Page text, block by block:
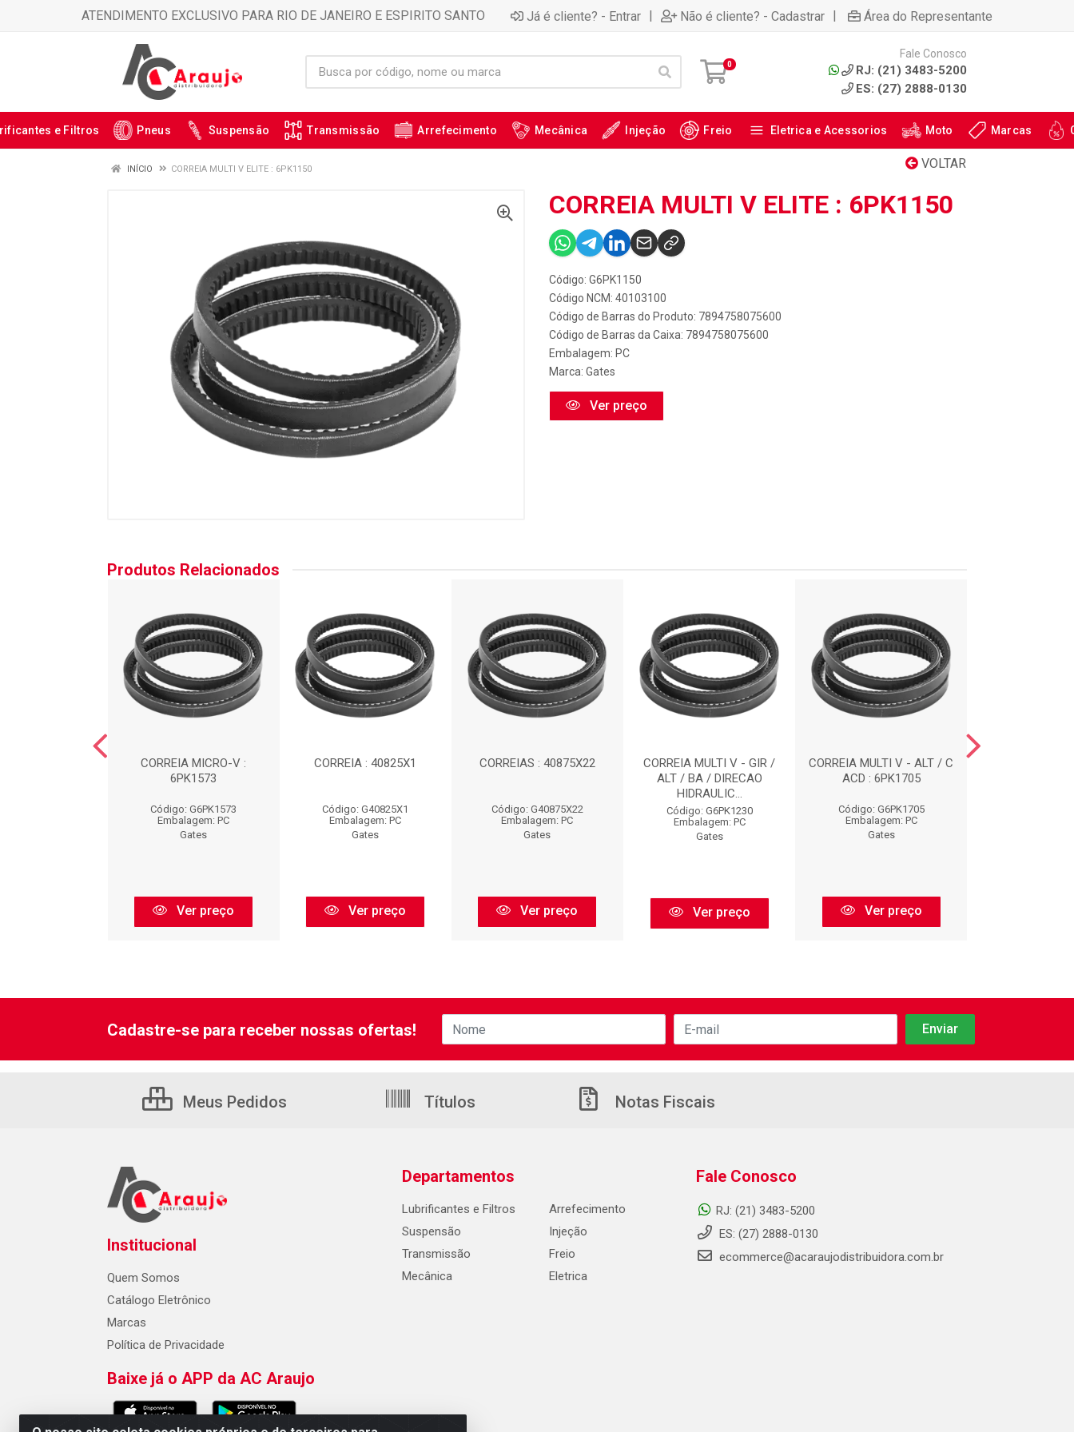
ATENDIMENTO EXCLUSIVO PARA RIO DE JANEIRO E ESPIRITO SANTO Já é cliente? - Entrar | Não é cliente? - Cadastrar | Área do Representante
0
Fale Conosco
RJ: (21) 3483-5200
ES: (27) 2888-0130
e Filtros Pneus Suspensão Transmissão Arrefecimento Mecânica Injeção Freio Eletrica e Acessorios Moto Marcas
VOLTAR
INÍCIO CORREIA MULTI V ELITE : 6PK1150
CORREIA MULTI V ELITE : 6PK1150
Código: G6PK1150
Código NCM: 40103100
Código de Barras do Produto: 7894758075600
Código de Barras da Caixa: 7894758075600
Embalagem: PC
Marca: Gates
Ver preço
Produtos Relacionados
CORREIA MICRO-V :
6PK1573
Código: G6PK1573
Embalagem: PC
Gates
Ver preço
CORREIA : 40825X1
Código: G40825X1
Embalagem: PC
Gates
Ver preço
CORREIAS : 40875X22
Código: G40875X22
Embalagem: PC
Gates
Ver preço
CORREIA MULTI V - GIR /
ALT / BA / DIRECAO
HIDRAULIC...
Código: G6PK1230
Embalagem: PC
Gates
Ver preço
CORREIA MULTI V - ALT / C
ACD : 6PK1705
Código: G6PK1705
Embalagem: PC
Gates
Ver preço
Cadastre-se para receber nossas ofertas!
Meus Pedidos Títulos Notas Fiscais
Institucional
Quem Somos
Catálogo Eletrônico
Marcas
Política de Privacidade
Baixe já o APP da AC Araujo
Departamentos
Lubrificantes e Filtros
Suspensão
Transmissão
Mecânica
Arrefecimento
Injeção
Freio
Eletrica
Fale Conosco
RJ: (21) 3483-5200
ES: (27) 2888-0130
ecommerce@acaraujodistribuidora.com.br